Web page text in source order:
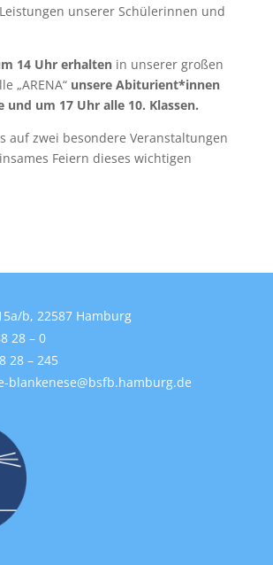
unserer Schülerinnen und
14 Uhr erhalten in unserer großen
„ARENA“ unsere Abiturient*innen
und um 17 Uhr alle 10. Klassen.
auf zwei besondere Veranstaltungen
Feiern dieses wichtigen
b, 22587 Hamburg
28 – 0
28 – 245
blankenese@bsfb.hamburg.de